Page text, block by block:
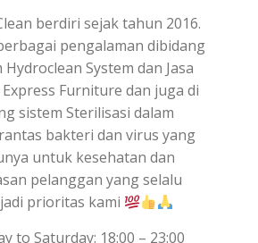
berdiri sejak tahun 2016.
pengalaman dibidang
Hydroclean System dan Jasa
Furniture dan juga di
sistem Sterilisasi dalam
bakteri dan virus yang
untuk kesehatan dan
pelanggan yang selalu
prioritas kami
to Saturday: 18:00 – 23:00